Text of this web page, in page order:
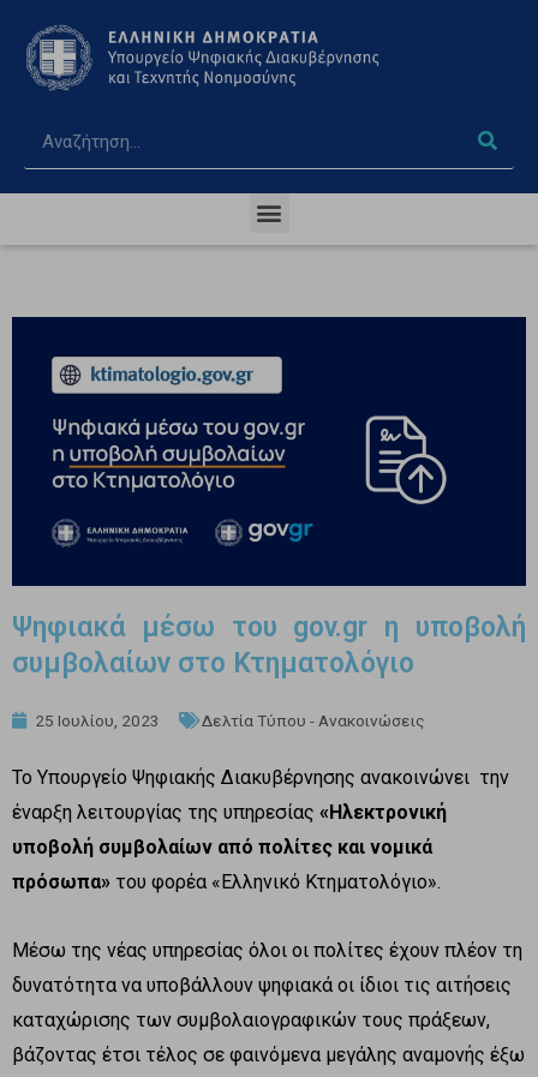
Ψηφιακά μέσω του gov.gr η υποβολή
συμβολαίων στο Κτηματολόγιο
25 Ιουλίου, 2023 Δελτία Τύπου - Ανακοινώσεις
Το Υπουργείο Ψηφιακής Διακυβέρνησης ανακοινώνει την
έναρξη λειτουργίας της υπηρεσίας «Ηλεκτρονική
υποβολή συμβολαίων από πολίτες και νομικά
πρόσωπα» του φορέα «Ελληνικό Κτηματολόγιο».
Μέσω της νέας υπηρεσίας όλοι οι πολίτες έχουν πλέον τη
δυνατότητα να υποβάλλουν ψηφιακά οι ίδιοι τις αιτήσεις
καταχώρισης των συμβολαιογραφικών τους πράξεων,
βάζοντας έτσι τέλος σε φαινόμενα μεγάλης αναμονής έξω